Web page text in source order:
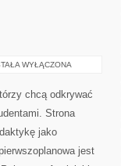
WYŁĄCZONA
chcą odkrywać
Strona
jako
jest